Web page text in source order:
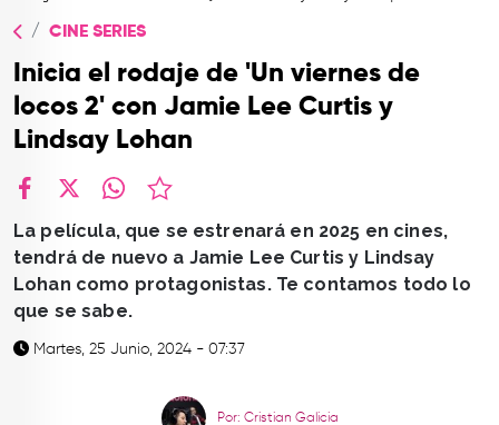
CONTACTO
CINE SERIES
Inicia el rodaje de 'Un viernes de
locos 2' con Jamie Lee Curtis y
Lindsay Lohan
La película, que se estrenará en 2025 en cines,
tendrá de nuevo a Jamie Lee Curtis y Lindsay
Lohan como protagonistas. Te contamos todo lo
que se sabe.
Martes, 25 Junio, 2024 - 07:37
Por: Cristian Galicia